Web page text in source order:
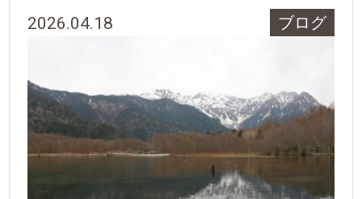
2026.04.18 ブログ